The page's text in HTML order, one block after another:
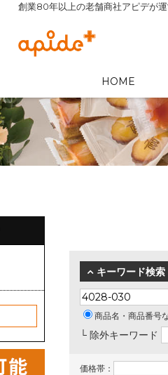
創業80年以上の老舗商社アピデが
HOME
キーワード検索
商品名・商品番号
└ 除外キーワード
価格帯：